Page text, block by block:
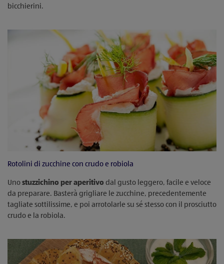
bicchierini.
Rotolini di zucchine con crudo e robiola
Uno stuzzichino per aperitivo dal gusto leggero, facile e veloce
da preparare. Basterà grigliare le zucchine, precedentemente
tagliate sottilissime, e poi arrotolarle su sé stesso con il prosciutto
crudo e la robiola.